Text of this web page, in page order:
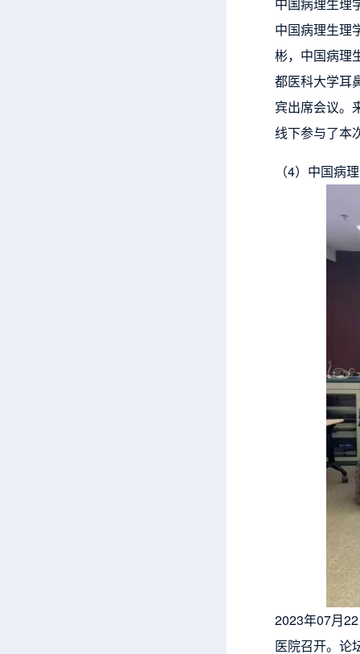
中国病理生理
彬，中国病理
都医科大学耳
宾出席会议。
线下参与了本
（4）中国病
2023年07月
医院召开。论